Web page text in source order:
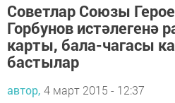
Советлар Союзы
Горбунов истәлегенә
карты, бала-чагасы
бастылар
автор, 4 март 2015 - 12:37